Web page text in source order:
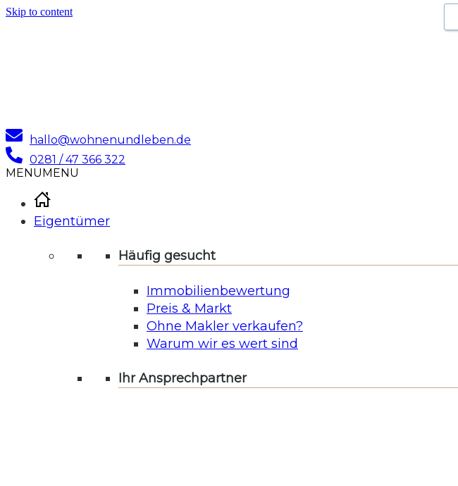
Skip to content
hallo@wohnenundleben.de
0281 / 47 366 322
MENUMENU
Eigentümer
Häufig gesucht
Immobilienbewertung
Preis & Markt
Ohne Makler verkaufen?
Warum wir es wert sind
Ihr Ansprechpartner